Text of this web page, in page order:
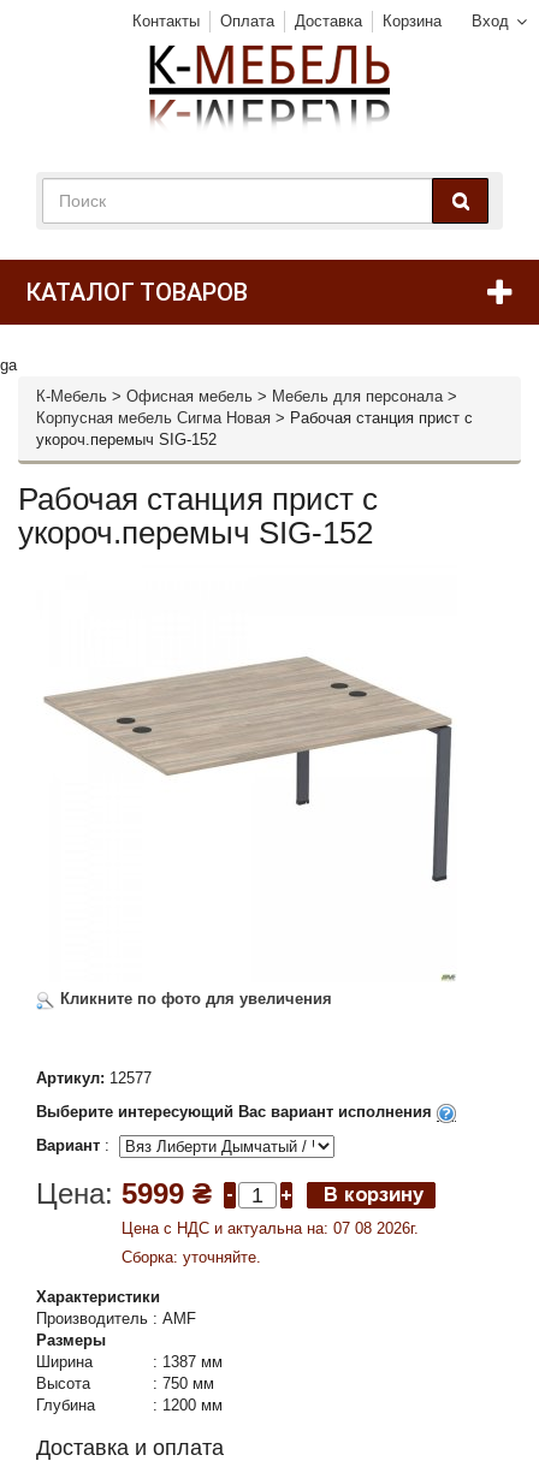
Вход
Контакты Оплата Доставка Корзина
КАТАЛОГ ТОВАРОВ
ga
К-Мебель > Офисная мебель > Мебель для персонала>
Корпусная мебель Сигма Новая > Рабочая станция прист с
укороч.перемыч SIG-152
Рабочая станция прист с
укороч.перемыч SIG-152
Кликните по фото для увеличения
Артикул: 12577
Выберите интересующий Вас вариант исполнения
Вариант :
Цена: 5999 ₴
Цена c НДС и актуальна на: 07 08 2026г.
Сборка: уточняйте.
Характеристики
Производитель : AMF
Размеры
Ширина
: 1387 мм
Высота
: 750 мм
Глубина
: 1200 мм
Доставка и оплата